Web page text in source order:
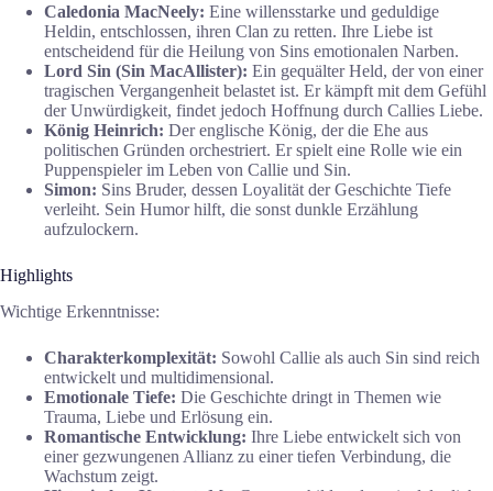
Caledonia MacNeely: Eine willensstarke und geduldige
Heldin, entschlossen, ihren Clan zu retten. Ihre Liebe ist
entscheidend für die Heilung von Sins emotionalen Narben.
Lord Sin (Sin MacAllister): Ein gequälter Held, der von einer
tragischen Vergangenheit belastet ist. Er kämpft mit dem Gefühl
der Unwürdigkeit, findet jedoch Hoffnung durch Callies Liebe.
König Heinrich: Der englische König, der die Ehe aus
politischen Gründen orchestriert. Er spielt eine Rolle wie ein
Puppenspieler im Leben von Callie und Sin.
Simon: Sins Bruder, dessen Loyalität der Geschichte Tiefe
verleiht. Sein Humor hilft, die sonst dunkle Erzählung
aufzulockern.
Highlights
Wichtige Erkenntnisse:
Charakterkomplexität: Sowohl Callie als auch Sin sind reich
entwickelt und multidimensional.
Emotionale Tiefe: Die Geschichte dringt in Themen wie
Trauma, Liebe und Erlösung ein.
Romantische Entwicklung: Ihre Liebe entwickelt sich von
einer gezwungenen Allianz zu einer tiefen Verbindung, die
Wachstum zeigt.